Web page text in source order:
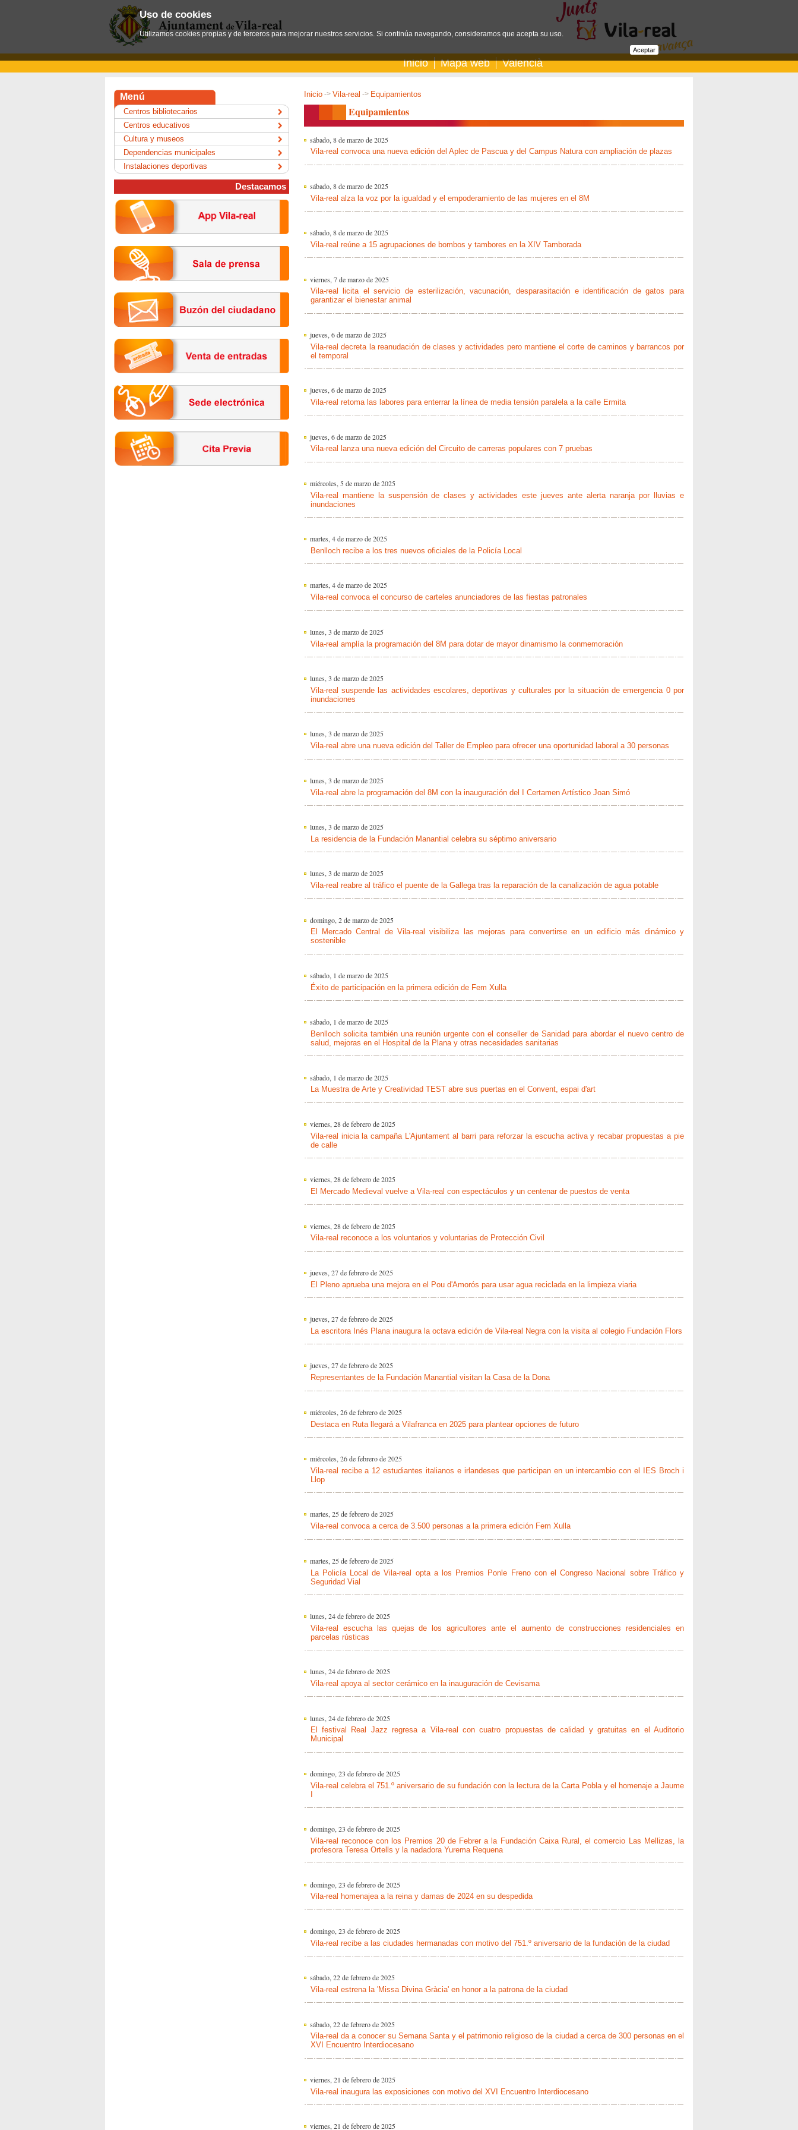
Inicio Mapa web Valencià
Inicio -> Vila-real -> Equipamientos
Equipamientos
sábado, 8 de marzo de 2025
Vila-real convoca una nueva edición del Aplec de Pascua y del Campus Natura con ampliación de plazas
sábado, 8 de marzo de 2025
Vila-real alza la voz por la igualdad y el empoderamiento de las mujeres en el 8M
sábado, 8 de marzo de 2025
Vila-real reúne a 15 agrupaciones de bombos y tambores en la XIV Tamborada
viernes, 7 de marzo de 2025
Vila-real licita el servicio de esterilización, vacunación, desparasitación e identificación de gatos para
garantizar el bienestar animal
jueves, 6 de marzo de 2025
Vila-real decreta la reanudación de clases y actividades pero mantiene el corte de caminos y barrancos por
el temporal
jueves, 6 de marzo de 2025
Vila-real retoma las labores para enterrar la línea de media tensión paralela a la calle Ermita
jueves, 6 de marzo de 2025
Vila-real lanza una nueva edición del Circuito de carreras populares con 7 pruebas
miércoles, 5 de marzo de 2025
Vila-real mantiene la suspensión de clases y actividades este jueves ante alerta naranja por lluvias e
inundaciones
martes, 4 de marzo de 2025
Benlloch recibe a los tres nuevos oficiales de la Policía Local
martes, 4 de marzo de 2025
Vila-real convoca el concurso de carteles anunciadores de las fiestas patronales
lunes, 3 de marzo de 2025
Vila-real amplía la programación del 8M para dotar de mayor dinamismo la conmemoración
lunes, 3 de marzo de 2025
Vila-real suspende las actividades escolares, deportivas y culturales por la situación de emergencia 0 por
inundaciones
lunes, 3 de marzo de 2025
Vila-real abre una nueva edición del Taller de Empleo para ofrecer una oportunidad laboral a 30 personas
lunes, 3 de marzo de 2025
Vila-real abre la programación del 8M con la inauguración del I Certamen Artístico Joan Simó
lunes, 3 de marzo de 2025
La residencia de la Fundación Manantial celebra su séptimo aniversario
lunes, 3 de marzo de 2025
Vila-real reabre al tráfico el puente de la Gallega tras la reparación de la canalización de agua potable
domingo, 2 de marzo de 2025
El Mercado Central de Vila-real visibiliza las mejoras para convertirse en un edificio más dinámico y
sostenible
sábado, 1 de marzo de 2025
Éxito de participación en la primera edición de Fem Xulla
sábado, 1 de marzo de 2025
Benlloch solicita también una reunión urgente con el conseller de Sanidad para abordar el nuevo centro de
salud, mejoras en el Hospital de la Plana y otras necesidades sanitarias
sábado, 1 de marzo de 2025
La Muestra de Arte y Creatividad TEST abre sus puertas en el Convent, espai d'art
viernes, 28 de febrero de 2025
Vila-real inicia la campaña L'Ajuntament al barri para reforzar la escucha activa y recabar propuestas a pie
de calle
viernes, 28 de febrero de 2025
El Mercado Medieval vuelve a Vila-real con espectáculos y un centenar de puestos de venta
viernes, 28 de febrero de 2025
Vila-real reconoce a los voluntarios y voluntarias de Protección Civil
jueves, 27 de febrero de 2025
El Pleno aprueba una mejora en el Pou d'Amorós para usar agua reciclada en la limpieza viaria
jueves, 27 de febrero de 2025
La escritora Inés Plana inaugura la octava edición de Vila-real Negra con la visita al colegio Fundación Flors
jueves, 27 de febrero de 2025
Representantes de la Fundación Manantial visitan la Casa de la Dona
miércoles, 26 de febrero de 2025
Destaca en Ruta llegará a Vilafranca en 2025 para plantear opciones de futuro
miércoles, 26 de febrero de 2025
Vila-real recibe a 12 estudiantes italianos e irlandeses que participan en un intercambio con el IES Broch i
Llop
martes, 25 de febrero de 2025
Vila-real convoca a cerca de 3.500 personas a la primera edición Fem Xulla
martes, 25 de febrero de 2025
La Policía Local de Vila-real opta a los Premios Ponle Freno con el Congreso Nacional sobre Tráfico y
Seguridad Vial
lunes, 24 de febrero de 2025
Vila-real escucha las quejas de los agricultores ante el aumento de construcciones residenciales en
parcelas rústicas
lunes, 24 de febrero de 2025
Vila-real apoya al sector cerámico en la inauguración de Cevisama
lunes, 24 de febrero de 2025
El festival Real Jazz regresa a Vila-real con cuatro propuestas de calidad y gratuitas en el Auditorio
Municipal
domingo, 23 de febrero de 2025
Vila-real celebra el 751.º aniversario de su fundación con la lectura de la Carta Pobla y el homenaje a Jaume
domingo, 23 de febrero de 2025
Vila-real reconoce con los Premios 20 de Febrer a la Fundación Caixa Rural, el comercio Las Mellizas, la
profesora Teresa Ortells y la nadadora Yurema Requena
domingo, 23 de febrero de 2025
Vila-real homenajea a la reina y damas de 2024 en su despedida
domingo, 23 de febrero de 2025
Vila-real recibe a las ciudades hermanadas con motivo del 751.º aniversario de la fundación de la ciudad
sábado, 22 de febrero de 2025
Vila-real estrena la 'Missa Divina Gràcia' en honor a la patrona de la ciudad
sábado, 22 de febrero de 2025
Vila-real da a conocer su Semana Santa y el patrimonio religioso de la ciudad a cerca de 300 personas en el
XVI Encuentro Interdiocesano
viernes, 21 de febrero de 2025
Vila-real inaugura las exposiciones con motivo del XVI Encuentro Interdiocesano
viernes, 21 de febrero de 2025
Menú
Centros bibliotecarios
Centros educativos
Cultura y museos
Dependencias municipales
Instalaciones deportivas
Destacamos
Uso de cookies
Utilizamos cookies propias y de terceros para mejorar nuestros servicios. Si continúa navegando, consideramos que acepta su uso.
Aceptar